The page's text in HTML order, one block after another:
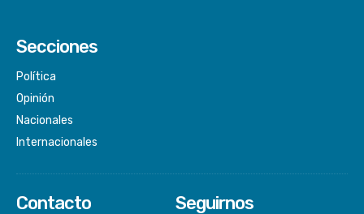
Secciones
Política
Opinión
Nacionales
Internacionales
Contacto Seguirnos